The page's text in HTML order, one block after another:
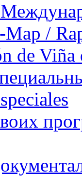
Мар /
de